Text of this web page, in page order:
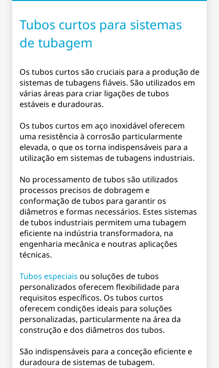
Tubos curtos para sistemas
de tubagem
Os tubos curtos são cruciais para a produção de
sistemas de tubagens fiáveis. São utilizados em
várias áreas para criar ligações de tubos
estáveis e duradouras.
Os tubos curtos em aço inoxidável oferecem
uma resistência à corrosão particularmente
elevada, o que os torna indispensáveis para a
utilização em sistemas de tubagens industriais.
No processamento de tubos são utilizados
processos precisos de dobragem e
conformação de tubos para garantir os
diâmetros e formas necessários. Estes sistemas
de tubos industriais permitem uma tubagem
eficiente na indústria transformadora, na
engenharia mecânica e noutras aplicações
técnicas.
Tubos especiais ou soluções de tubos
personalizados oferecem flexibilidade para
requisitos específicos. Os tubos curtos
oferecem condições ideais para soluções
personalizadas, particularmente na área da
construção e dos diâmetros dos tubos.
São indispensáveis para a conceção eficiente e
duradoura de sistemas de tubagem.